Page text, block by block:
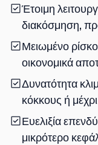
Έτοιμη
διακόσμηση,
Μειωμένο ρίσκο
οικονομικά
Δυνατότητα
κόκκους ή
Ευελιξία
μικρότερο